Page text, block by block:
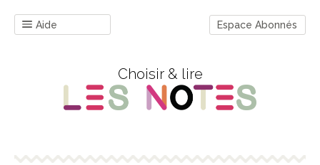
Aide Espace Abonnés
Choisir & lire